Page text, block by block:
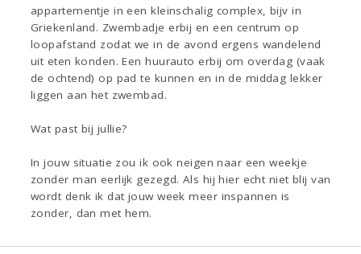
appartementje in een kleinschalig complex, bijv in
Griekenland. Zwembadje erbij en een centrum op
loopafstand zodat we in de avond ergens wandelend
uit eten konden. Een huurauto erbij om overdag (vaak
de ochtend) op pad te kunnen en in de middag lekker
liggen aan het zwembad.
Wat past bij jullie?
In jouw situatie zou ik ook neigen naar een weekje
zonder man eerlijk gezegd. Als hij hier echt niet blij van
wordt denk ik dat jouw week meer inspannen is
zonder, dan met hem.